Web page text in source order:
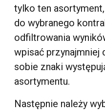
tylko ten
do wybranego
odfiltrowania
wpisać przynajmniej
sobie znaki
asortymentu.
Następnie należy